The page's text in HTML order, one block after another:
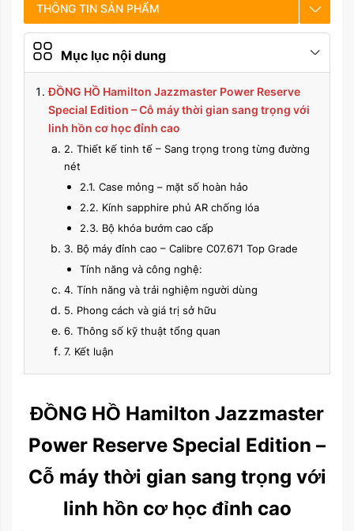
THÔNG TIN SẢN PHẨM
CHẾ ĐỘ BẢO HÀNH
HƯỚNG DẪN SỬ DỤNG
Mục lục nội dung
ĐỒNG HỒ Hamilton Jazzmaster Power Reserve
Special Edition – Cỗ máy thời gian sang trọng với
linh hồn cơ học đỉnh cao
2. Thiết kế tinh tế – Sang trọng trong từng đường
nét
2.1. Case mỏng – mặt số hoàn hảo
2.2. Kính sapphire phủ AR chống lóa
2.3. Bộ khóa bướm cao cấp
3. Bộ máy đỉnh cao – Calibre C07.671 Top Grade
Tính năng và công nghệ:
4. Tính năng và trải nghiệm người dùng
5. Phong cách và giá trị sở hữu
6. Thông số kỹ thuật tổng quan
7. Kết luận
ĐỒNG HỒ Hamilton Jazzmaster
Power Reserve Special Edition –
Cỗ máy thời gian sang trọng với
linh hồn cơ học đỉnh cao